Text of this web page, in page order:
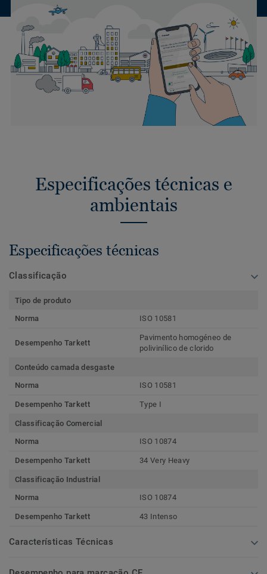
Especificações técnicas e
ambientais
Especificações técnicas
Classificação
Tipo de produto
Norma
ISO 10581
Desempenho Tarkett
Pavimento homogéneo de
polivinílico de clorido
Conteúdo camada desgaste
Norma
ISO 10581
Desempenho Tarkett Type I
Classificação Comercial
Norma
ISO 10874
Desempenho Tarkett 34 Very Heavy
Classificação Industrial
Norma
ISO 10874
Desempenho Tarkett 43 Intenso
Características Técnicas